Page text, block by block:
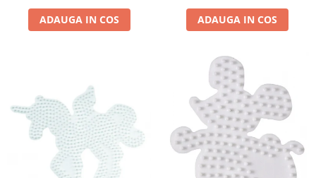
ADAUGA IN COS ADAUGA IN COS